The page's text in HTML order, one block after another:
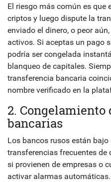
El riesgo más común es que
criptos y luego dispute la
enviado el dinero, o peor
activos. Si aceptas un pago
podría ser congelada
blanqueo de capitales.
transferencia bancaria
nombre verificado en la
2. Congelamiento
bancarias
Los bancos rusos están
transferencias frecuentes de
si provienen de empresas o
activar alarmas